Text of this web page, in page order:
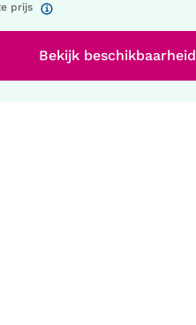
prijs
Bekijk beschikbaarheid